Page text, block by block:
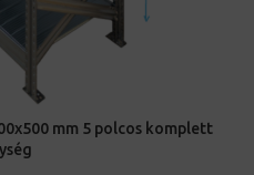
mm 5 polcos komplett